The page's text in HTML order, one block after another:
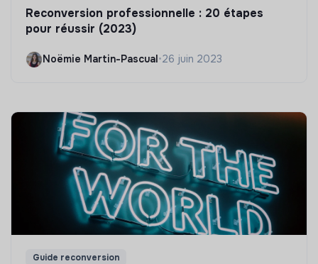
Reconversion professionnelle : 20 étapes
pour réussir (2023)
Noëmie Martin-Pascual•26 juin 2023
Guide reconversion